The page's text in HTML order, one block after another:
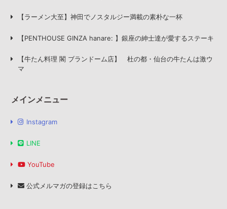
【ラーメン大至】神田でノスタルジー満載の素朴な一杯
【PENTHOUSE GINZA hanare: 】銀座の紳士達が愛するステーキ
【牛たん料理 閣 ブランドーム店】 杜の都・仙台の牛たんは激ウ
マ
メインメニュー
Instagram
LINE
YouTube
公式メルマガの登録はこちら